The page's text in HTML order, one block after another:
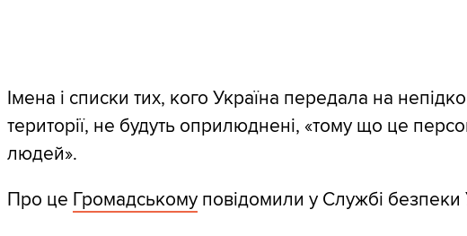
Імена і списки тих, кого Україна передала на
території, не будуть оприлюднені, «тому що це
людей».
Про це Громадськомуповідомили у Службі безпеки